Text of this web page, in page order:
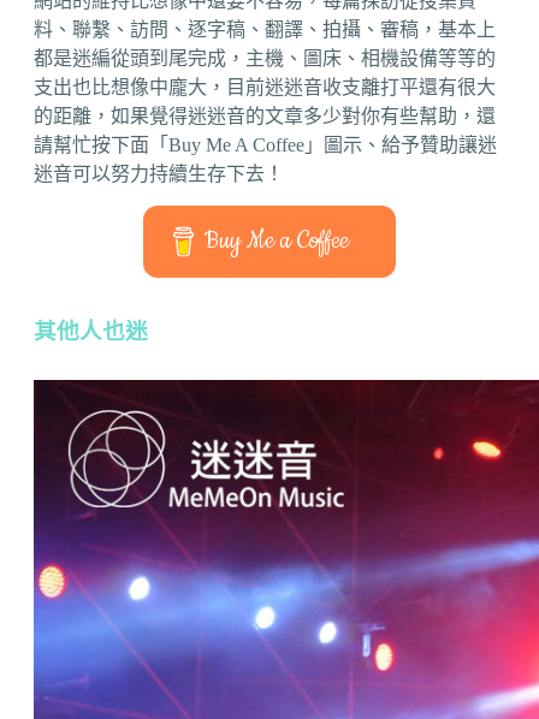
料、聯繫、訪問、逐字稿、翻譯、拍攝、審稿，基本上
都是迷編從頭到尾完成，主機、圖床、相機設備等等的
支出也比想像中龐大，目前迷迷音收支離打平還有很大
的距離，如果覺得迷迷音的文章多少對你有些幫助，還
請幫忙按下面「Buy Me A Coffee」圖示、給予贊助讓迷
迷音可以努力持續生存下去！
Buy Me a Coffee
其他人也迷